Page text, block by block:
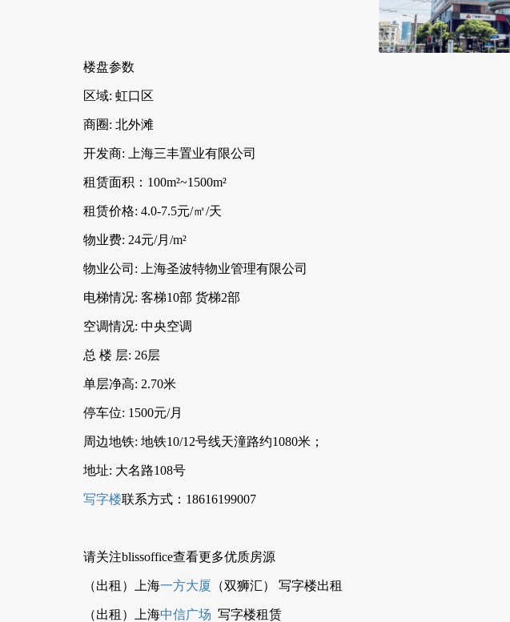
楼盘参数
区域: 虹口区
商圈: 北外滩
开发商: 上海三丰置业有限公司
租赁面积：100m²~1500m²
租赁价格: 4.0-7.5元/㎡/天
物业费: 24元/月/m²
物业公司: 上海圣波特物业管理有限公司
电梯情况: 客梯10部 货梯2部
空调情况: 中央空调
总 楼 层: 26层
单层净高: 2.70米
停车位: 1500元/月
周边地铁: 地铁10/12号线天潼路约1080米；
地址: 大名路108号
写字楼联系方式：18616199007
请关注blissoffice查看更多优质房源
（出租）上海一方大厦 （双狮汇） 写字楼出租
（出租）上海中信广场 写字楼租赁